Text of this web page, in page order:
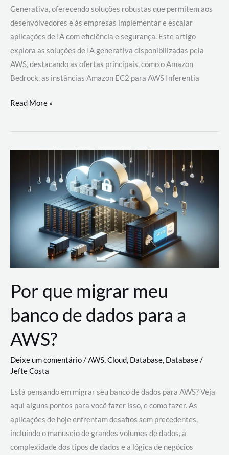
Generativa, oferecendo soluções robustas que permitem aos
desenvolvedores e às empresas implementar e escalar
aplicações de IA com eficiência e segurança. Este artigo
explora as soluções de IA generativa disponibilizadas pela
AWS, destacando as ofertas principais, como o Amazon
Bedrock, as instâncias Amazon EC2 para AWS Inferentia
Utilizando
Soluções
AWS
Read More »
Por que migrar meu
banco de dados para a
AWS?
Deixe um comentário/AWS,Cloud, Database, Database/
Jefte Costa
Está pensando em migrar seu banco de dados para AWS? Veja
aqui alguns pontos para você fazer isso, e como fazer. As
aplicações de hoje enfrentam desafios sem precedentes,
incluindo o manuseio de grandes volumes de dados, a
complexidade dos tipos de dados e a lógica de negócios